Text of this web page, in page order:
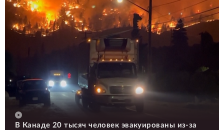
В Канаде 20 тысяч человек эвакуированы из-за